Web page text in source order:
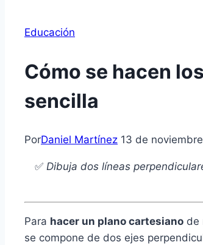
Educación
Cómo se hacen
sencilla
PorDaniel Martínez 13 de
✅ Dibuja dos líneas
Para hacer un plano cartesiano de
se compone de dos ejes